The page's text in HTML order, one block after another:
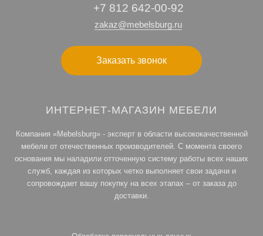
+7 812 642-00-92
zakaz@mebelsburg.ru
Заказать звонок
ИНТЕРНЕТ-МАГАЗИН МЕБЕЛИ
Компания «Mebelsburg» - эксперт в области высококачественной
мебели от отечественных производителей. С момента своего
основания мы наладили отточенную систему работы всех наших
служб, каждая из которых четко выполняет свои задачи и
сопровождает вашу покупку на всех этапах – от заказа до
доставки.